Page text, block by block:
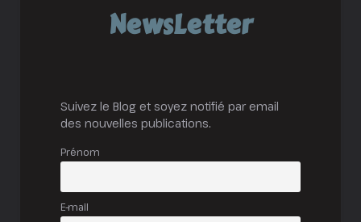
NewsLetter
Suivez le Blog et soyez notifié par email
des nouvelles publications.
Prénom
E-mail